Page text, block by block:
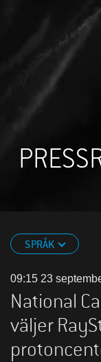
SPRÅK
09:15 23
National
väljer